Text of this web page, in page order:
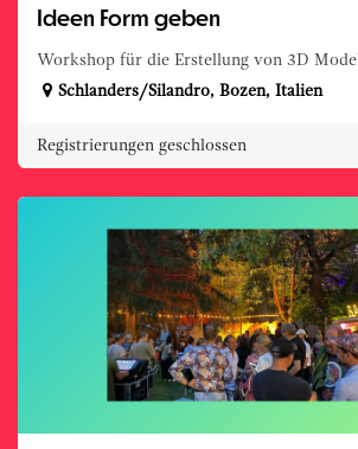
Ideen Form geben
Workshop für die Erstellung von 3D
Schlanders/Silandro, Bozen, Italien
Registrierungen geschlossen